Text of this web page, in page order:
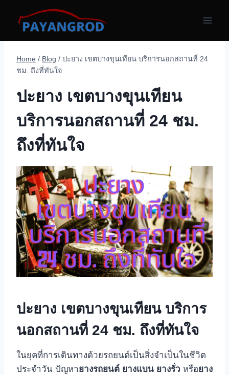
content
Home / Blog / ปะยาง เขตบางขุนเทียน บริการนอกสถานที่ 24
ชม. ถึงที่ทันใจ
ปะยาง เขตบางขุนเทียน
บริการนอกสถานที่ 24 ชม.
ถึงที่ทันใจ
ปะยาง เขตบางขุนเทียน บริการ
นอกสถานที่ 24 ชม. ถึงที่ทันใจ
ในยุคที่การเดินทางด้วยรถยนต์เป็นสิ่งจำเป็นในชีวิต
ประจำวัน ปัญหายางรถยนต์ ยางแบน ยางรั่ว หรือยาง